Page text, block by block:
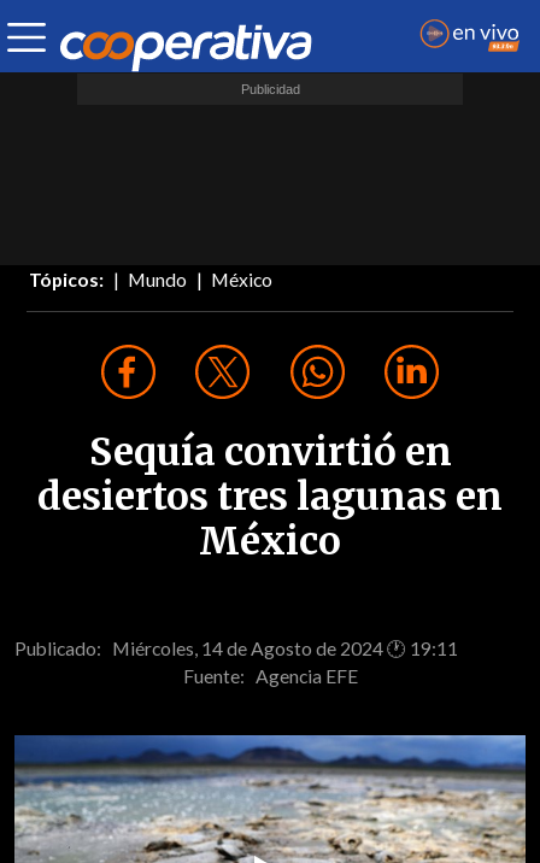
Tópicos: Mundo México
Sequía convirtió en
desiertos tres lagunas en
México
Publicado: Miércoles, 14 de Agosto de 2024 🕐 19:11
Fuente: Agencia EFE